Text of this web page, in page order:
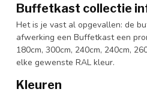
Buffetkast collectie
Het is je vast al opgevallen: de
afwerking een Buffetkast een
180cm, 300cm, 240cm, 240cm,
elke gewenste RAL kleur.
Kleuren